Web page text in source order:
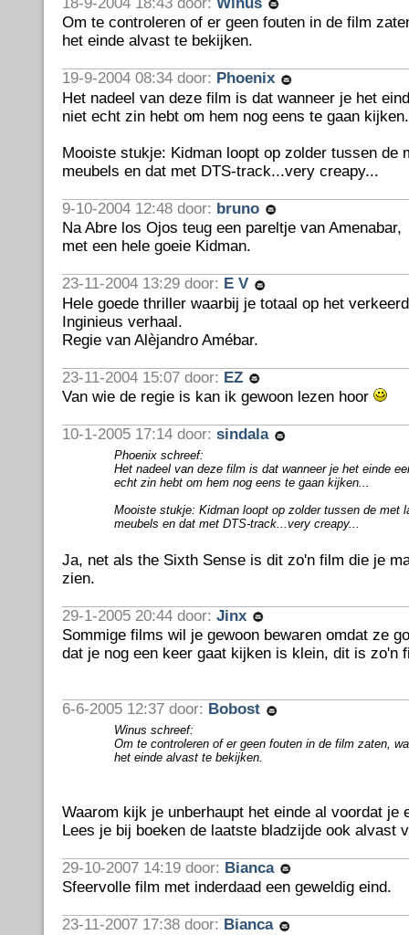
Om te controleren of er geen fouten in de film
het einde alvast te bekijken.
19-9-2004 08:34 door: Phoenix
Het nadeel van deze film is dat wanneer je het
niet echt zin hebt om hem nog eens te gaan
Mooiste stukje: Kidman loopt op zolder tussen de
meubels en dat met DTS-track...very creapy...
9-10-2004 12:48 door: bruno
Na Abre los Ojos teug een pareltje van Amenabar,
met een hele goeie Kidman.
23-11-2004 13:29 door: E V
Hele goede thriller waarbij je totaal op het
Inginieus verhaal.
Regie van Alèjandro Amébar.
23-11-2004 15:07 door: EZ
Van wie de regie is kan ik gewoon lezen hoor
10-1-2005 17:14 door: sindala
Phoenix schreef:
Het nadeel van deze film is dat wanneer je het einde
echt zin hebt om hem nog eens te gaan kijken...
Mooiste stukje: Kidman loopt op zolder tussen de met
meubels en dat met DTS-track...very creapy...
Ja, net als the Sixth Sense is dit zo'n film die je
zien.
29-1-2005 20:44 door: Jinx
Sommige films wil je gewoon bewaren omdat ze
dat je nog een keer gaat kijken is klein, dit is zo'n
6-6-2005 12:37 door: Bobost
Winus schreef:
Om te controleren of er geen fouten in de film zaten,
het einde alvast te bekijken.
Waarom kijk je unberhaupt het einde al voordat je
Lees je bij boeken de laatste bladzijde ook alvast
29-10-2007 14:19 door: Bianca
Sfeervolle film met inderdaad een geweldig eind.
23-11-2007 17:38 door: Bianca